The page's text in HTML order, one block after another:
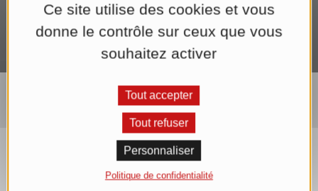
Ce site utilise des cookies et vous
donne le contrôle sur ceux que vous
souhaitez activer
Tout accepter
Tout refuser
Personnaliser
Politique de confidentialité